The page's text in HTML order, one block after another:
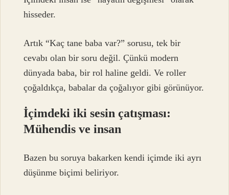
hisseder.
Artık “Kaç tane baba var?” sorusu, tek bir
cevabı olan bir soru değil. Çünkü modern
dünyada baba, bir rol haline geldi. Ve roller
çoğaldıkça, babalar da çoğalıyor gibi görünüyor.
İçimdeki iki sesin çatışması:
Mühendis ve insan
Bazen bu soruya bakarken kendi içimde iki ayrı
düşünme biçimi beliriyor.